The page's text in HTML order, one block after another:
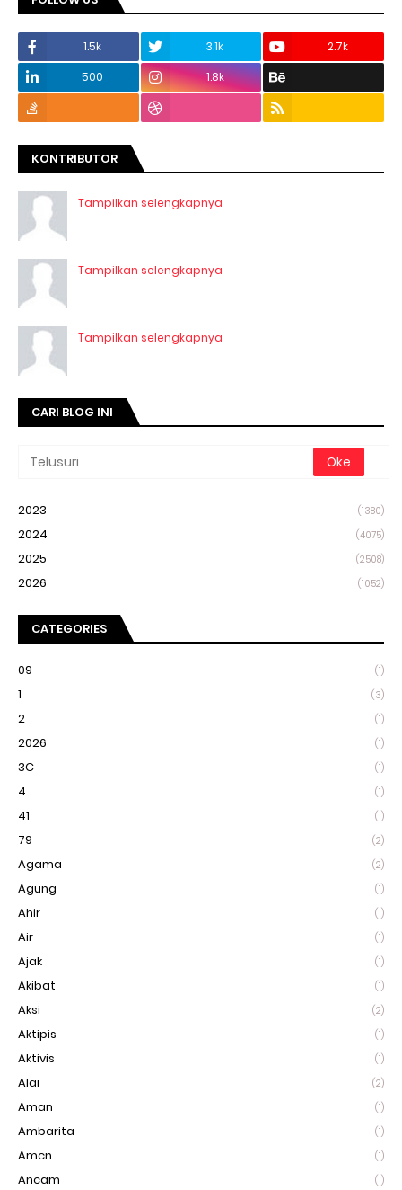
1.5k 3.1k
2.7k
500
1.8k
KONTRIBUTOR
Tampilkan selengkapnya
Tampilkan selengkapnya
Tampilkan selengkapnya
CARI BLOG INI
2023 (1380)
2024 (4075)
2025 (2508)
2026 (1052)
CATEGORIES
09 (1)
1 (3)
2 (1)
2026 (1)
3C (1)
4 (1)
41 (1)
79 (2)
Agama (2)
Agung (1)
Ahir (1)
Air (1)
Ajak (1)
Akibat (1)
Aksi (2)
Aktipis (1)
Aktivis (1)
Alai (2)
Aman (1)
Ambarita (1)
Amcn (1)
Ancam (1)